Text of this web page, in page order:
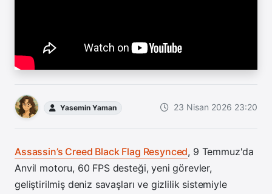
Yasemin Yaman 23 Nisan 2026 23:20
Assassin’s Creed Black Flag Resynced, 9 Temmuz'da
Anvil motoru, 60 FPS desteği, yeni görevler,
geliştirilmiş deniz savaşları ve gizlilik sistemiyle